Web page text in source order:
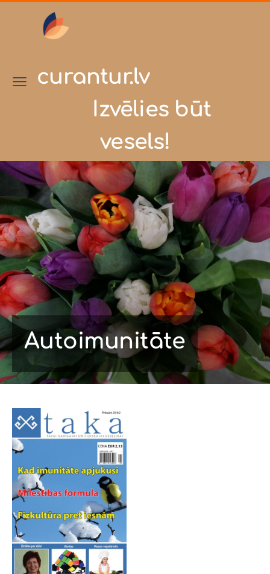
curantur.lv
Izvēlies būt
vesels!
Autoimunitāte